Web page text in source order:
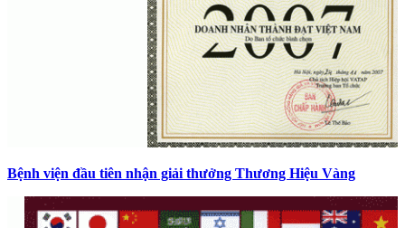
Bệnh viện đầu tiên nhận giải thưởng Thương Hiệu Vàng